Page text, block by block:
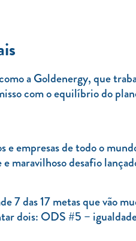
a Goldenergy, que
com o equilíbrio do
e empresas de todo o
e maravilhoso desafio
7 das 17 metas que vão
dois: ODS #5 –